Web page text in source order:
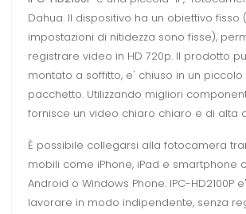
Dahua. Il dispositivo ha un obiettivo fisso
impostazioni di nitidezza sono fisse),
registrare video in HD 720p. Il prodotto
montato a soffitto, e' chiuso in un
pacchetto. Utilizzando migliori
fornisce un video chiaro chiaro e di alta
È possibile collegarsi alla fotocamera
mobili come iPhone, iPad e smartphone
Android o Windows Phone. IPC-HD2100P
lavorare in modo indipendente, senza